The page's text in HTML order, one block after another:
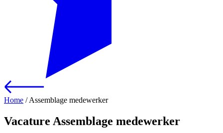
Home /Assemblage medewerker
Vacature Assemblage medewerker